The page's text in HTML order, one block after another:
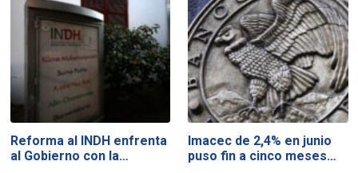
Reforma al INDH enfrenta
al Gobierno con la…
Imacec de 2,4% en junio
puso fin a cinco meses…